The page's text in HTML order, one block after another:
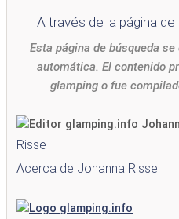
A través de la página
Esta página de búsqueda
automática. El contenido
glamping o fue
Risse
Acerca de Johanna Risse